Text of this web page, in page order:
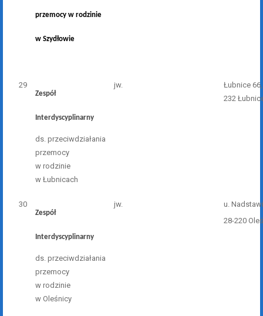
przemocy w rodzinie
w Szydłowie
29
Zespół
Interdyscyplinarny
ds. przeciwdziałania
przemocy
w rodzinie
w Łubnicach
jw.
Łubnice
232
30
Zespół
Interdyscyplinarny
ds. przeciwdziałania
przemocy
w rodzinie
w Oleśnicy
jw.
u.
28-220